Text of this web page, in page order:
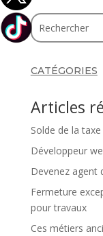
CATÉGORIES
Articles
Solde de la
Développeur
Devenez agent
Fermeture
pour travaux
Ces métiers